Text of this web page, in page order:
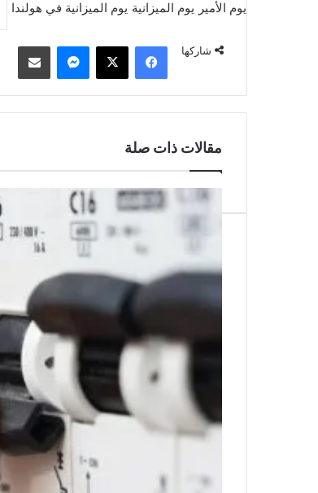
يوم الأمير يوم الميزانية يوم الميزانية في هولندا
شاركها فيسبوك ‫X ماسنجر مشاركة عبر البريد
مقالات ذات صلة